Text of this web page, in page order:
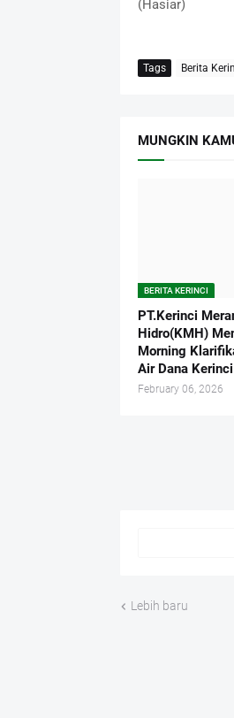
(Hasiar)
Tags Berita
MUNGKIN
BERITA KERINCI
PT.Kerinci
Hidro(KMH)
Morning
Air Dana Kerinci
February 06, 2026
Lebih baru